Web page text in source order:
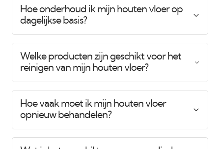
appartementen. Nadat de inbouwverlichting en
andere installaties waren geplaatst, hebben wij
alle wanden en plafonds gestukadoord en
buitenverfkwaliteit voor extra duurzaamheid.
Het houtwerk,
Hoe onderhoud ik mijn houten vloer op
dagelijkse basis?
Welke producten zijn geschikt voor het
reinigen van mijn houten vloer?
Hoe vaak moet ik mijn houten vloer
opnieuw behandelen?